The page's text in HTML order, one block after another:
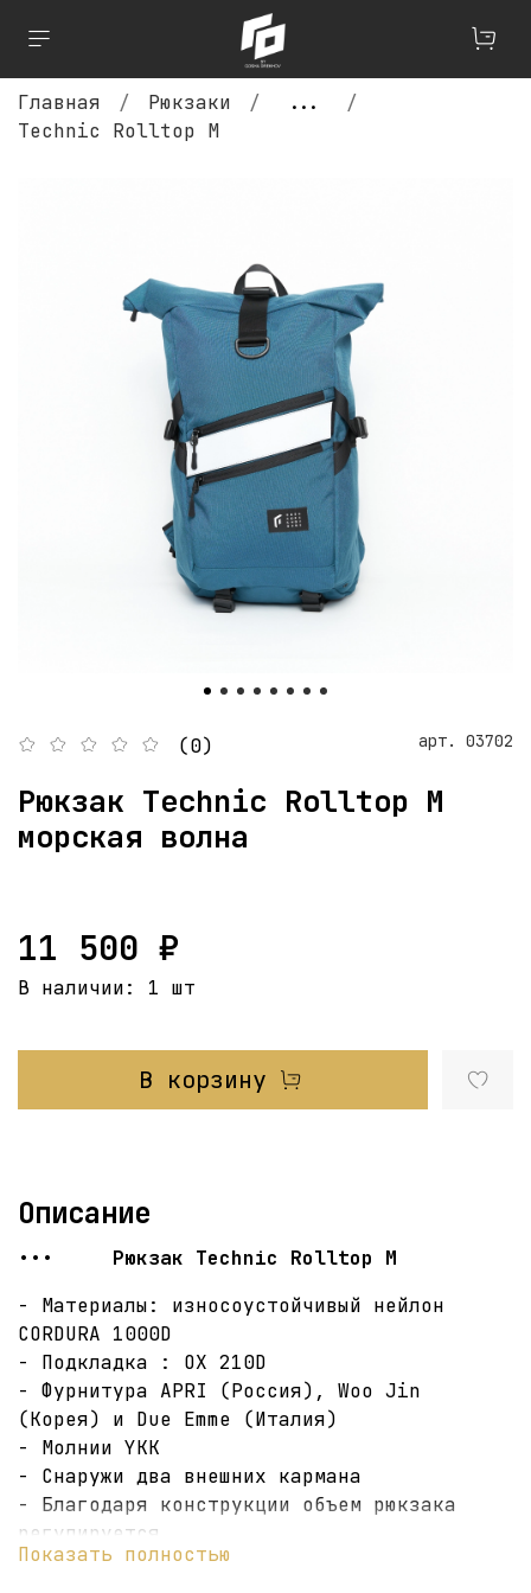
Главная Рюкзаки
...
Technic Rolltop M
(0) арт. 03702
Рюкзак Technic Rolltop M
морская волна
11 500 ₽
В наличии: 1 шт
В корзину
Описание
••• Рюкзак Technic Rolltop М
- Материалы: износоустойчивый нейлон
CORDURA 1000D
- Подкладка : OX 210D
- Фурнитура APRI (Россия), Woo Jin
(Корея) и Due Emme (Италия)
- Молнии YKK
- Снаружи два внешних кармана
- Благодаря конструкции объем рюкзака
регулируется
- Два боковых кармана под бутылку или ю-
Показать полностью